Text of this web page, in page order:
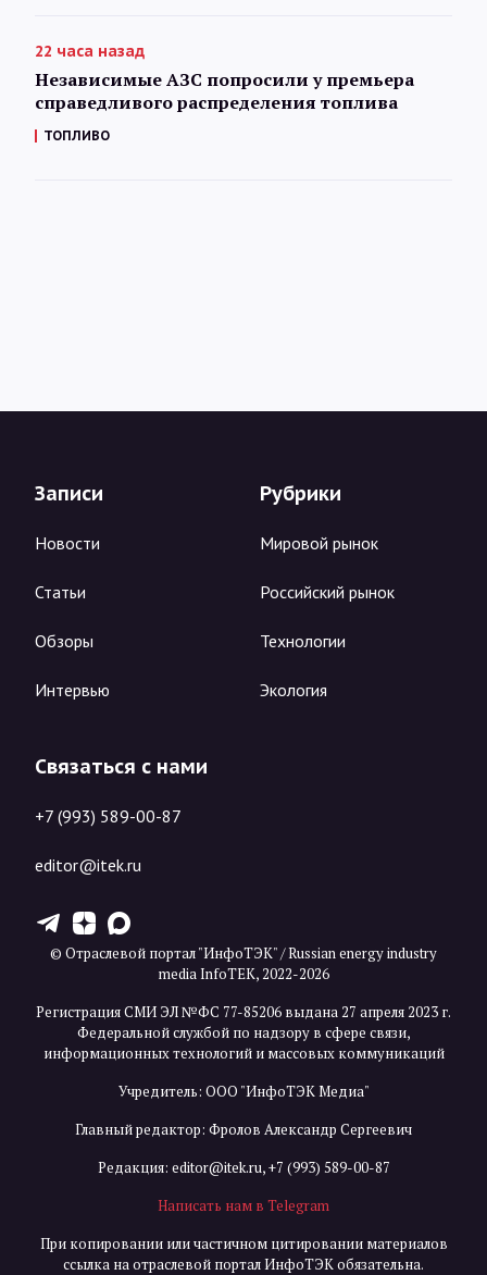
22 часа назад
Независимые АЗС попросили у премьера
справедливого распределения топлива
ТОПЛИВО
Записи
Новости
Статьи
Обзоры
Интервью
Рубрики
Мировой рынок
Российский рынок
Технологии
Экология
Связаться с нами
+7 (993) 589-00-87
editor@itek.ru
T Z X
© Отраслевой портал "ИнфоТЭК" / Russian energy industry
media InfoTEK, 2022-2026
Регистрация СМИ ЭЛ №ФС 77-85206 выдана 27 апреля 2023 г.
Федеральной службой по надзору в сфере связи,
информационных технологий и массовых коммуникаций
Учредитель: ООО "ИнфоТЭК Медиа"
Главный редактор: Фролов Александр Сергеевич
Редакция: editor@itek.ru,+7 (993) 589-00-87
Написать нам в Telegram
При копировании или частичном цитировании материалов
ссылка на отраслевой портал ИнфоТЭК обязательна.